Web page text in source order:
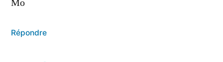
Mo
Répondre